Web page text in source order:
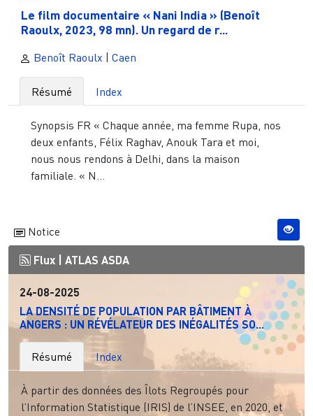
Le film documentaire « Nani India » (Benoît
Raoulx, 2023, 98 mn). Un regard de r...
Benoît Raoulx Caen
Résumé Index
Synopsis FR « Chaque année, ma femme Rupa, nos
deux enfants, Félix Raghav, Anouk Tara et moi,
nous nous rendons à Delhi, dans la maison
familiale. « N...
Notice
Flux | ATLAS ASDA
24-08-2025
LA DENSITÉ DE POPULATION PAR BÂTIMENT À
ANGERS : UN RÉVÉLATEUR DES INÉGALITÉS SO...
Résumé Index
À partir des données des Îlots Regroupés pour
l’Information Statistique (IRIS) de l’INSEE, en 2020, et